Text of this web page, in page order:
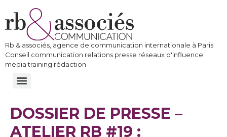
Rb & associés, agence de communication internationale à Paris
Conseil communication relations presse réseaux d'influence
media training rédaction
DOSSIER DE PRESSE –
ATELIER RB #19 :